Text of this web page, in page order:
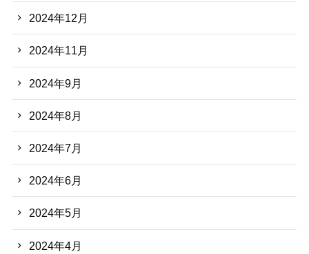
2024年12月
2024年11月
2024年9月
2024年8月
2024年7月
2024年6月
2024年5月
2024年4月